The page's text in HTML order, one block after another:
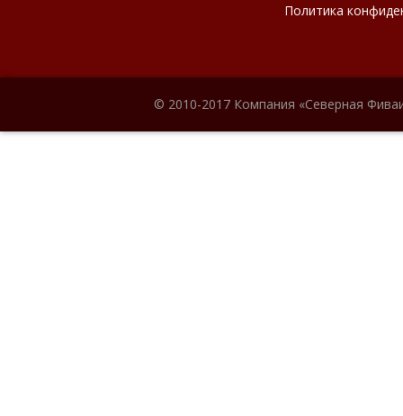
Политика
© 2010-2017 Компания «Северная